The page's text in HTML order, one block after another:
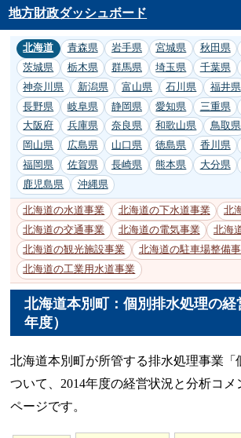
地方財政ダッシュボード
北海道 青森県 岩手県 宮城県 秋田県
茨城県
栃木県 群馬県 埼玉県 千葉県
神奈川県
新潟県 富山県 石川県 福井県
長野県
岐阜県 静岡県 愛知県 三重県
大阪府
兵庫県 奈良県 和歌山県 鳥取県
岡山県
広島県 山口県 徳島県 香川県
福岡県
佐賀県 長崎県 熊本県 大分県
鹿児島県
沖縄県
北海道の水道事業 北海道の下水道事業
北
北海道の交通事業
北海道の電気事業
北海
北海道の観光施設事業
北海道の駐車場整備
北海道の工業用水道事業
北海道本別町：個別排水処理の経
年度）
北海道本別町が所管する排水処理事業「
ついて、2014年度の経営状況と分析コメ
ページです。